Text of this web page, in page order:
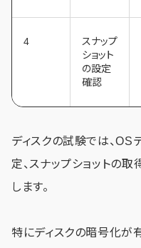
4
スナップ
ショット
の設定
確認
ディスクの試験では、OS
定、スナップショットの
します。
特にディスクの暗号化が